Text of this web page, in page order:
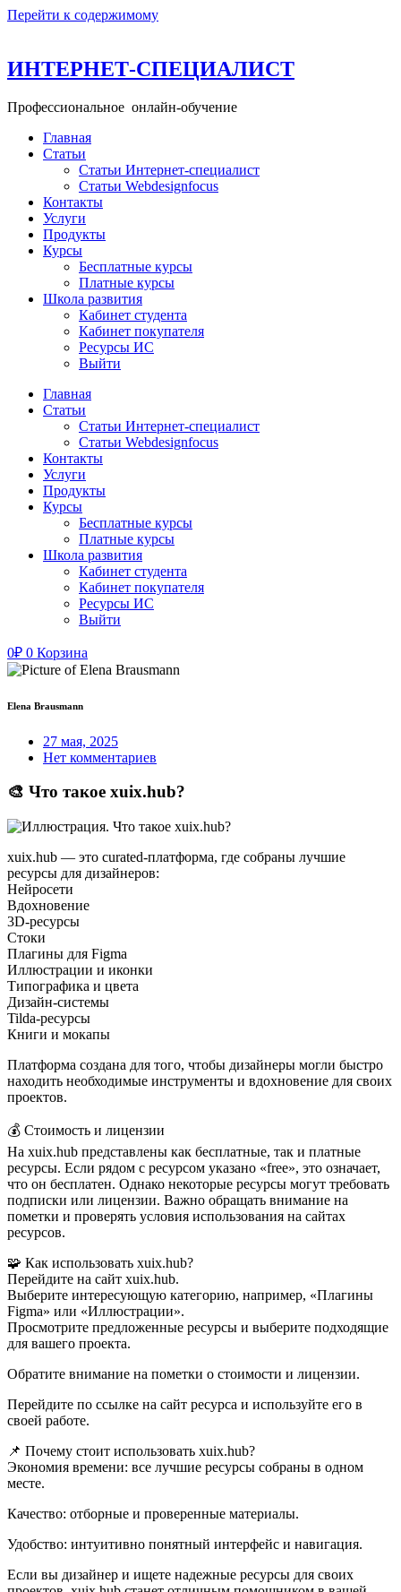
Перейти к содержимому
ИНТЕРНЕТ-СПЕЦИАЛИСТ
Профессиональное онлайн-обучение
Главная
Статьи
Статьи Интернет-специалист
Статьи Webdesignfocus
Контакты
Услуги
Продукты
Курсы
Бесплатные курсы
Платные курсы
Школа развития
Кабинет студента
Кабинет покупателя
Ресурсы ИС
Выйти
Главная
Статьи
Статьи Интернет-специалист
Статьи Webdesignfocus
Контакты
Услуги
Продукты
Курсы
Бесплатные курсы
Платные курсы
Школа развития
Кабинет студента
Кабинет покупателя
Ресурсы ИС
Выйти
0₽ 0 Корзина
Elena Brausmann
27 мая, 2025
Нет комментариев
🎨 Что такое xuix.hub?
xuix.hub — это curated-платформа, где собраны лучшие
ресурсы для дизайнеров:
Нейросети
Вдохновение
3D-ресурсы
Стоки
Плагины для Figma
Иллюстрации и иконки
Типографика и цвета
Дизайн-системы
Tilda-ресурсы
Книги и мокапы
Платформа создана для того, чтобы дизайнеры могли быстро
находить необходимые инструменты и вдохновение для своих
проектов.
💰 Стоимость и лицензии
На xuix.hub представлены как бесплатные, так и платные
ресурсы. Если рядом с ресурсом указано «free», это означает,
что он бесплатен. Однако некоторые ресурсы могут требовать
подписки или лицензии. Важно обращать внимание на
пометки и проверять условия использования на сайтах
ресурсов.
🧩 Как использовать xuix.hub?
Перейдите на сайт xuix.hub.
Выберите интересующую категорию, например, «Плагины
Figma» или «Иллюстрации».
Просмотрите предложенные ресурсы и выберите подходящие
для вашего проекта.
Обратите внимание на пометки о стоимости и лицензии.
Перейдите по ссылке на сайт ресурса и используйте его в
своей работе.
📌 Почему стоит использовать xuix.hub?
Экономия времени: все лучшие ресурсы собраны в одном
месте.
Качество: отборные и проверенные материалы.
Удобство: интуитивно понятный интерфейс и навигация.
Если вы дизайнер и ищете надежные ресурсы для своих